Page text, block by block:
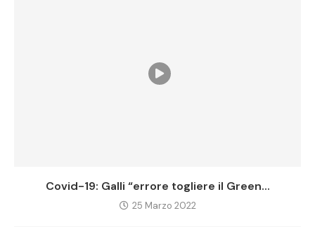
Covid-19: Galli “errore togliere il Green...
25 Marzo 2022